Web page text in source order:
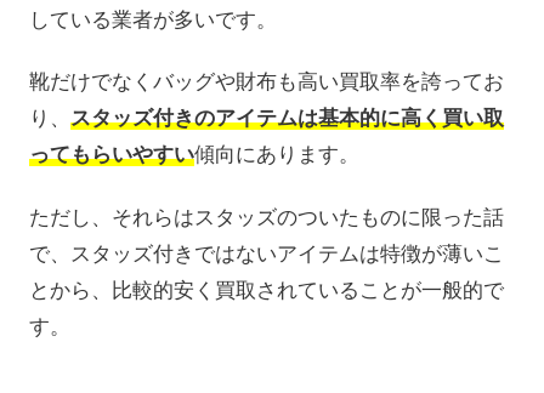
している業者が多いです。
靴だけでなくバッグや財布も高い買取率を誇ってお
り、 スタッズ付きのアイテムは基本的に高く買い取
ってもらいやすい傾向にあります。
ただし、それらはスタッズのついたものに限った話
で、スタッズ付きではないアイテムは特徴が薄いこ
とから、比較的安く買取されていることが一般的で
す。